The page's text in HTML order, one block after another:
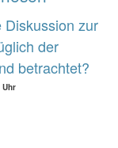
zur
der
betrachtet?
Uhr